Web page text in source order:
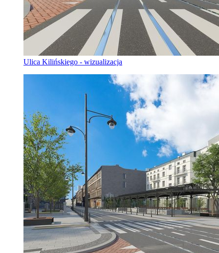
Ulica Kilińskiego - wizualizacja